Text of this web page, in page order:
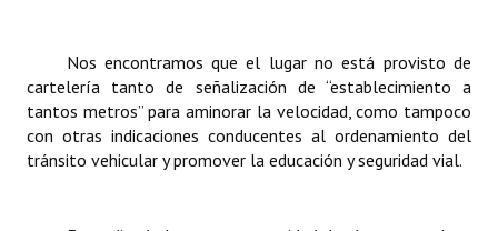
Antiguos Pobladores
Noticias Destacadas
Registros y Distinciones
Nos encontramos que el lugar no está provisto de
cartelería tanto de señalización de “establecimiento a
tantos metros” para aminorar la velocidad, como tampoco
con otras indicaciones conducentes al ordenamiento del
tránsito vehicular y promover la educación y seguridad vial.